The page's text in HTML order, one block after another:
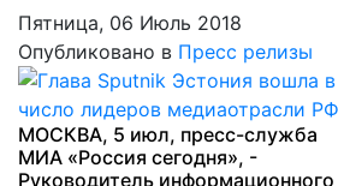
Пятница, 06 Июль 2018
Опубликовано в Пресс релизы
МОСКВА, 5 июл, пресс-служба
МИА «Россия сегодня», -
Руководитель информационного